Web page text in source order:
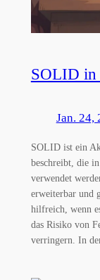
SOLID in
Jan. 24,
SOLID ist ein
beschreibt, die
verwendet
erweiterbar und
hilfreich, wenn
das Risiko von
verringern. In